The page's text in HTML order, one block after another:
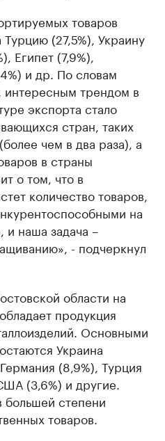
товаров
(27,5%), Украину
Египет (7,9%),
и др. По словам
интересным трендом в
экспорта стало
стран, таких
чем в два раза), а
в страны
о том, что в
количество товаров,
на
наша задача –
- подчеркнул
области на
продукция
Основными
Украина
(8,9%), Турция
(3,6%) и другие.
степени
товаров.